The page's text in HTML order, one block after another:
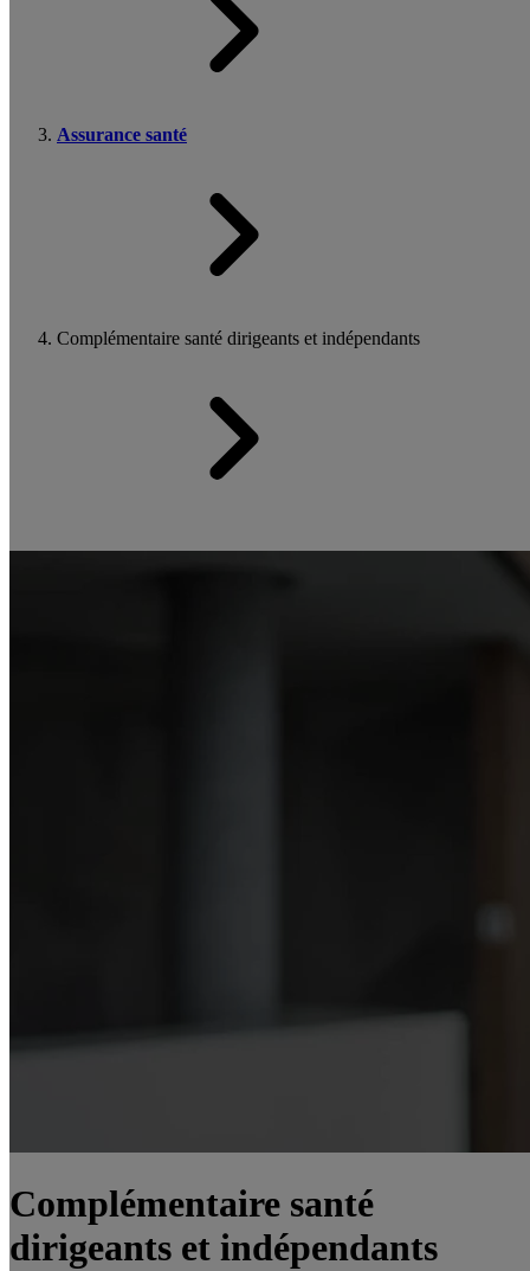
Assurance santé
Complémentaire santé dirigeants et indépendants
Complémentaire santé
dirigeants et indépendants